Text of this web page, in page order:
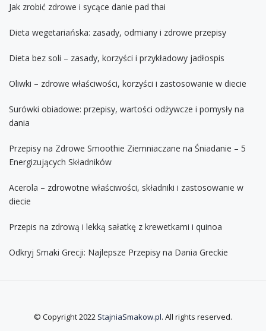
Jak zrobić zdrowe i sycące danie pad thai
Dieta wegetariańska: zasady, odmiany i zdrowe przepisy
Dieta bez soli – zasady, korzyści i przykładowy jadłospis
Oliwki – zdrowe właściwości, korzyści i zastosowanie w diecie
Surówki obiadowe: przepisy, wartości odżywcze i pomysły na
dania
Przepisy na Zdrowe Smoothie Ziemniaczane na Śniadanie – 5
Energizujących Składników
Acerola – zdrowotne właściwości, składniki i zastosowanie w
diecie
Przepis na zdrową i lekką sałatkę z krewetkami i quinoa
Odkryj Smaki Grecji: Najlepsze Przepisy na Dania Greckie
© Copyright 2022 StajniaSmakow.pl. All rights reserved.